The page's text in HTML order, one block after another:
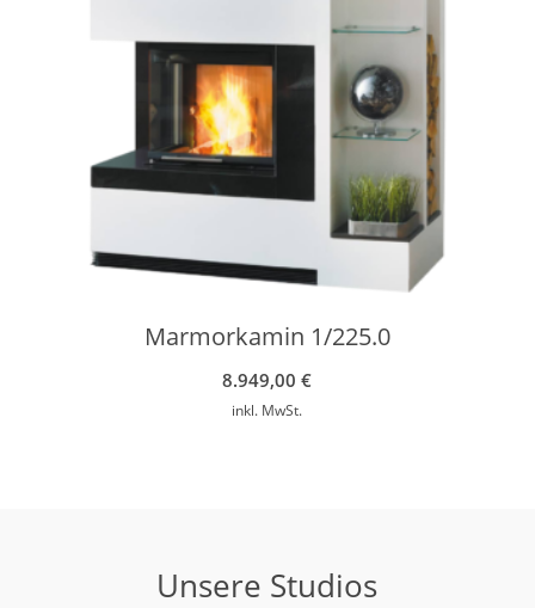
Marmorkamin 1/225.0
8.949,00€
inkl. MwSt.
Unsere Studios